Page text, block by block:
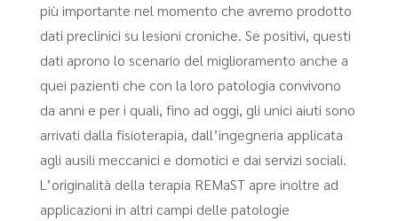
più importante nel momento che avremo prodotto
dati preclinici su lesioni croniche. Se positivi, questi
dati aprono lo scenario del miglioramento anche a
quei pazienti che con la loro patologia convivono
da anni e per i quali, fino ad oggi, gli unici aiuti sono
arrivati dalla fisioterapia, dall’ingegneria applicata
agli ausili meccanici e domotici e dai servizi sociali.
L’originalità della terapia REMaST apre inoltre ad
applicazioni in altri campi delle patologie